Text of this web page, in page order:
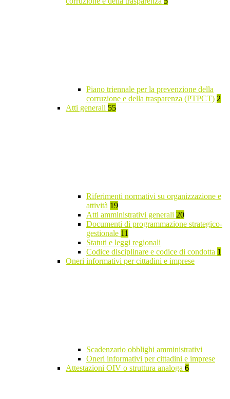
Piano triennale per la prevenzione della
corruzione e della trasparenza (PTPCT) 2
Atti generali 55
Riferimenti normativi su organizzazione e
attività 19
Atti amministrativi generali 20
Documenti di programmazione strategico-
gestionale 11
Statuti e leggi regionali
Codice disciplinare e codice di condotta 1
Oneri informativi per cittadini e imprese
Scadenzario obblighi amministrativi
Oneri informativi per cittadini e imprese
Attestazioni OIV o struttura analoga 6